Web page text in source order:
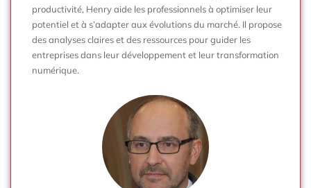
productivité, Henry aide les professionnels à optimiser leur
potentiel et à s’adapter aux évolutions du marché. Il propose
des analyses claires et des ressources pour guider les
entreprises dans leur développement et leur transformation
numérique.